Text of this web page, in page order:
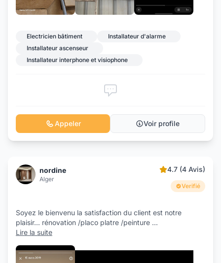
Electricien bâtiment
Installateur d'alarme
Installateur ascenseur
Installateur interphone et visiophone
Appeler Voir profile
nordine
Alger
4.7 (4 Avis)
Verifié
Soyez le bienvenu la satisfaction du client est notre
plaisir... rénovation /placo platre /peinture ...
Lire la suite